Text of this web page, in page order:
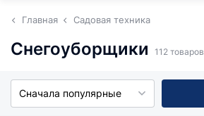
Главная Садовая техника
Снегоуборщики 112 товаров
Сначала популярные